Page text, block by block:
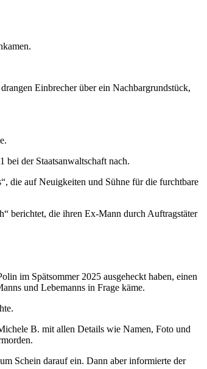
Einbrecher über ein Nachbargrundstück,
der Staatsanwaltschaft nach.
die auf Neuigkeiten und Sühne für die furchtbare
berichtet, die ihren Ex-Mann durch Auftragstäter
im Spätsommer 2025 ausgeheckt haben, einen
und Lebemanns in Frage käme.
B. mit allen Details wie Namen, Foto und
Schein darauf ein. Dann aber informierte der